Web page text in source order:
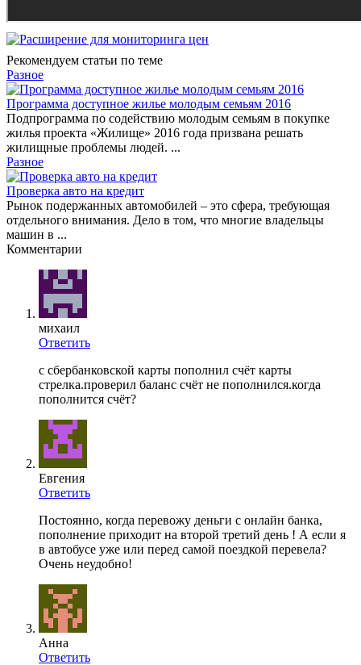
Рекомендуем статьи по теме
Разное
Программа доступное жилье молодым семьям 2016
Подпрограмма по содействию молодым семьям в покупке
жилья проекта «Жилище» 2016 года призвана решать
жилищные проблемы людей. ...
Разное
Проверка авто на кредит
Рынок подержанных автомобилей – это сфера, требующая
отдельного внимания. Дело в том, что многие владельцы
машин в ...
Комментарии
михаил
Ответить
с сбербанковской карты пополнил счёт карты
стрелка.проверил баланс счёт не пополнился.когда
пополнится счёт?
Евгения
Ответить
Постоянно, когда перевожу деньги с онлайн банка,
пополнение приходит на второй третий день ! А если я
в автобусе уже или перед самой поездкой перевела?
Очень неудобно!
Анна
Ответить